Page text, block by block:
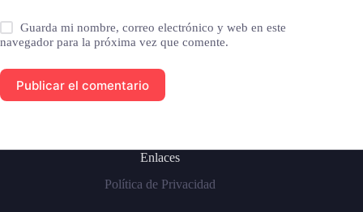
Guarda mi nombre, correo electrónico y web en este
navegador para la próxima vez que comente.
Publicar el comentario
Enlaces
Política de Privacidad